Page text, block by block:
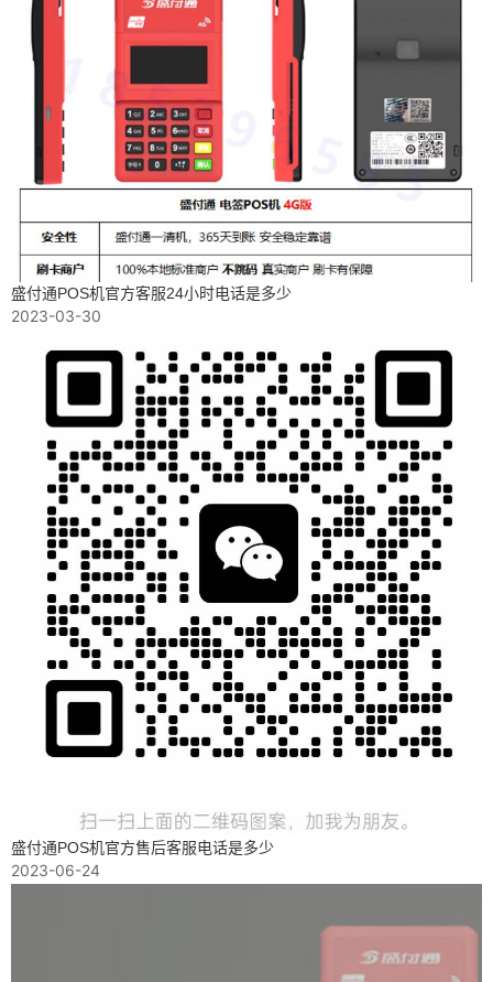
盛付通POS机官方客服24小时电话是多少
2023-03-30
盛付通POS机官方售后客服电话是多少
2023-06-24